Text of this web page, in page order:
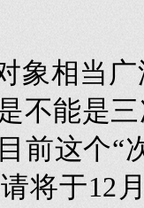
象相当
不能是
前这个“
将于12